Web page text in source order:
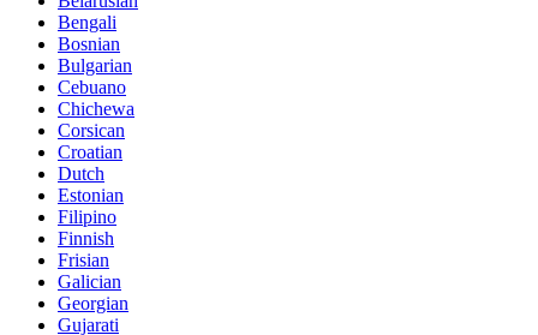
Bengali
Bosnian
Bulgarian
Cebuano
Chichewa
Corsican
Croatian
Dutch
Estonian
Filipino
Finnish
Frisian
Galician
Georgian
Gujarati